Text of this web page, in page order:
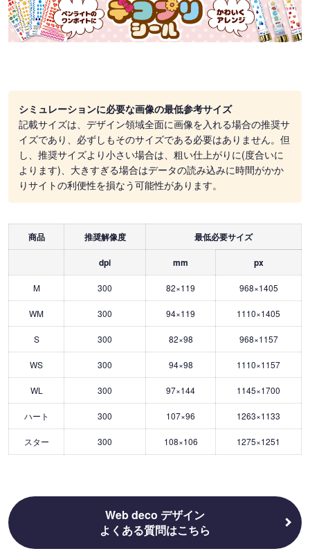
シミュレーションに必要な画像の最低参考サイズ
記載サイズは、デザイン領域全面に画像を入れる場合の推奨サ
イズであり、必ずしもそのサイズである必要はありません。但
し、推奨サイズより小さい場合は、粗い仕上がりに(度合いに
よります)、大きすぎる場合はデータの読み込みに時間がかか
りサイトの利便性を損なう可能性があります。
商品 推奨解像度 最低必要サイズ
dpi mm px
M 300 82×119 968×1405
WM 300 94×119 1110×1405
S 300 82×98 968×1157
WS 300 94×98 1110×1157
WL 300 97×144 1145×1700
ハート 300 107×96 1263×1133
スター 300 108×106 1275×1251
Web deco デザイン
よくある質問はこちら